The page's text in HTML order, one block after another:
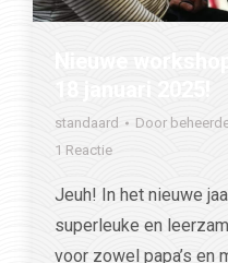
standaard Door
1 Reactie
Jeuh! In het nieuwe
superleuke en
voor zowel papa’s en